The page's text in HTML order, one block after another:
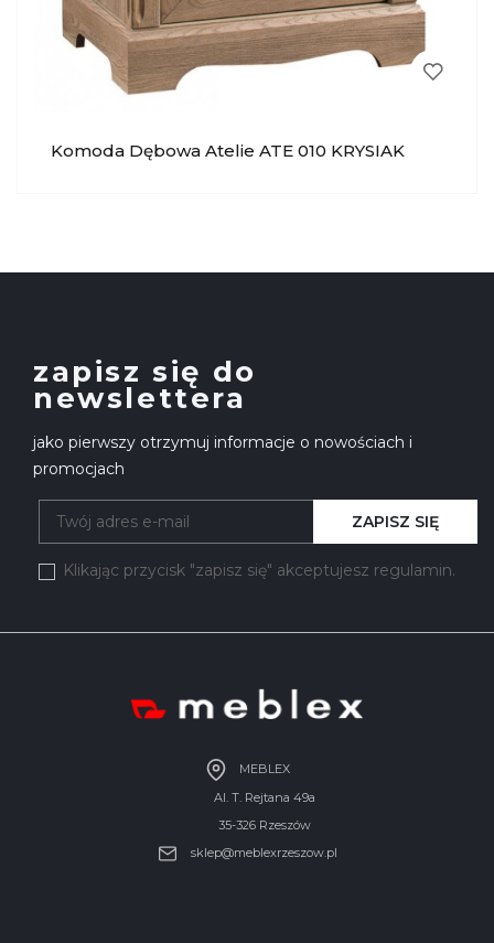
Komoda Dębowa Atelie ATE 010 KRYSIAK
zapisz się do
newslettera
jako pierwszy otrzymuj informacje o nowościach i
promocjach
Klikając przycisk "zapisz się" akceptujesz regulamin.
ZAPISZ SIĘ
MEBLEX
Al. T. Rejtana 49a
35-326 Rzeszów
sklep@meblexrzeszow.pl